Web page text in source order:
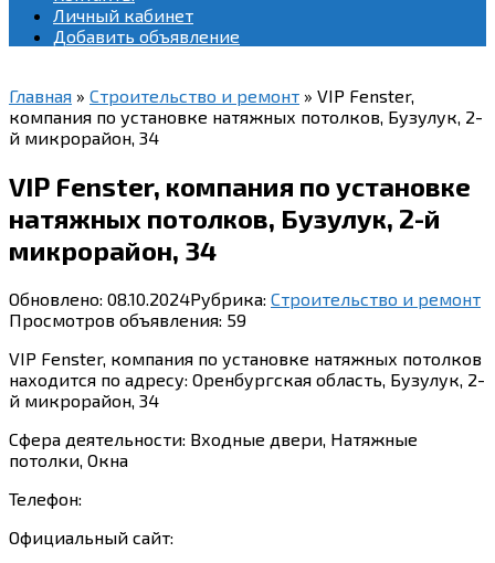
Личный кабинет
Добавить объявление
Главная » Строительство и ремонт » VIP Fenster,
компания по установке натяжных потолков, Бузулук, 2-
й микрорайон, 34
VIP Fenster, компания по установке
натяжных потолков, Бузулук, 2-й
микрорайон, 34
Обновлено: 08.10.2024Рубрика: Строительство и ремонт
Просмотров объявления: 59
VIP Fenster, компания по установке натяжных потолков
находится по адресу: Оренбургская область, Бузулук, 2-
й микрорайон, 34
Сфера деятельности: Входные двери, Натяжные
потолки, Окна
Телефон:
Официальный сайт: